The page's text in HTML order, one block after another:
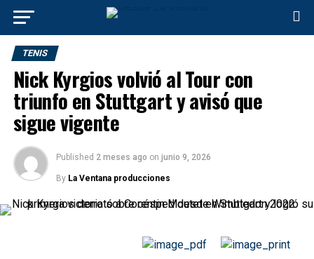
TENIS
Nick Kyrgios volvió al Tour con
triunfo en Stuttgart y avisó que
sigue vigente
Published 2 meses ago on junio 9, 2026
By La Ventana producciones